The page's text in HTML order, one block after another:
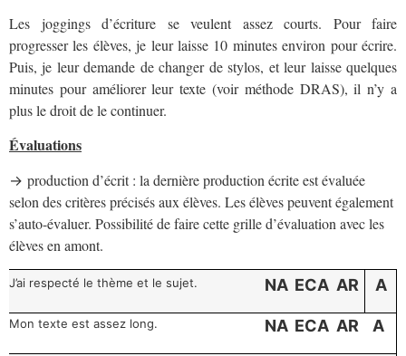
Les joggings d’écriture se veulent assez courts. Pour faire
progresser les élèves, je leur laisse 10 minutes environ pour écrire.
Puis, je leur demande de changer de stylos, et leur laisse quelques
minutes pour améliorer leur texte (voir méthode DRAS), il n’y a
plus le droit de le continuer.
Évaluations
→ production d’écrit : la dernière production écrite est évaluée
selon des critères précisés aux élèves. Les élèves peuvent également
s’auto-évaluer. Possibilité de faire cette grille d’évaluation avec les
élèves en amont.
J’ai respecté le thème et le sujet. NA ECA AR A
Mon texte est assez long. NA ECA AR A